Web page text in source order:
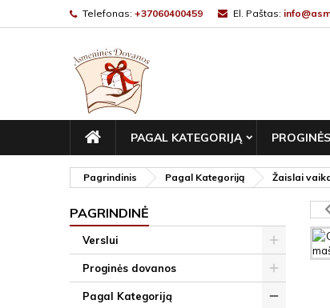
Telefonas: +37060400459 El. Paštas:
PAGRINDINIS
PAGAL KATEGORIJĄ
Pagrindinis Pagal Kategoriją Žaislai
PAGRINDINĖ
Verslui
Proginės dovanos
Pagal Kategoriją